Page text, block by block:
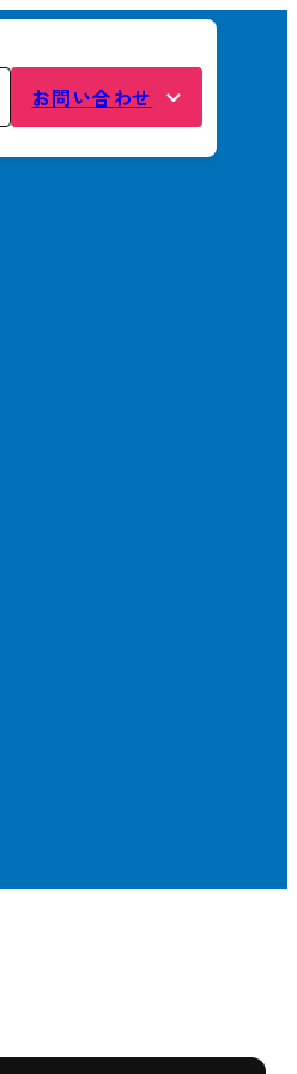
お問い合わせ